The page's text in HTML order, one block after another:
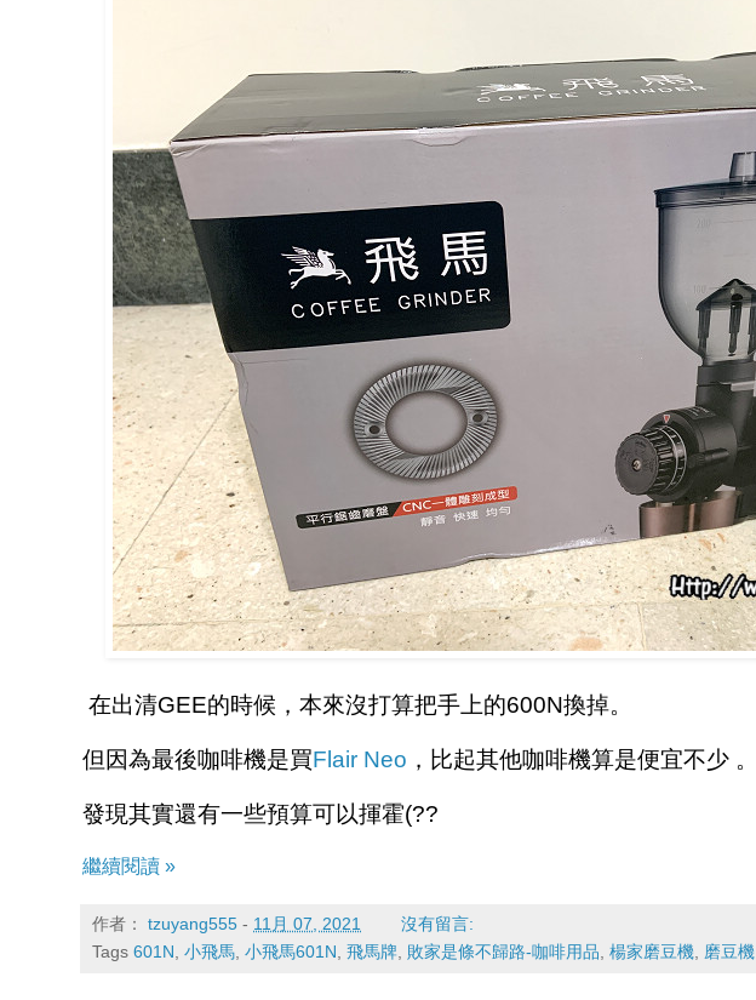
在出清GEE的時候，本來沒打算把手上的600N換掉。
但因為最後咖啡機是買Flair Neo ，比起其他咖啡機算是便宜不少 。
發現其實還有一些預算可以揮霍(??
繼續閱讀 »
作者： tzuyang555 - 11月 07, 2021
沒有留言:
Tags 601N, 小飛馬, 小飛馬601N, 飛馬牌, 敗家是條不歸路-咖啡用品, 楊家磨豆機, 磨豆機